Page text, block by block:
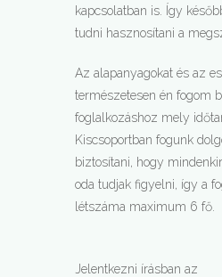
kapcsolatban is. Így
tudni hasznosítani a
Az alapanyagokat és az
természetesen én fogom
foglalkozáshoz mely
Kiscsoportban fogunk
biztosítani, hogy
oda tudjak figyelni, így a
létszáma maximum 6 fő.
Jelentkezni írásban az